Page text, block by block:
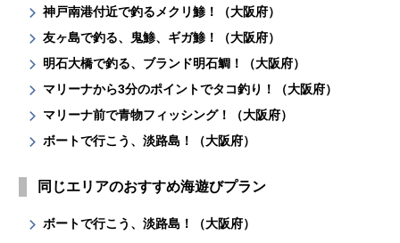
神戸南港付近で釣るメクリ鯵！（大阪府）
友ヶ島で釣る、鬼鯵、ギガ鯵！（大阪府）
明石大橋で釣る、ブランド明石鯛！（大阪府）
マリーナから3分のポイントでタコ釣り！（大阪府）
マリーナ前で青物フィッシング！（大阪府）
ボートで行こう、淡路島！（大阪府）
同じエリアのおすすめ海遊びプラン
ボートで行こう、淡路島！（大阪府）